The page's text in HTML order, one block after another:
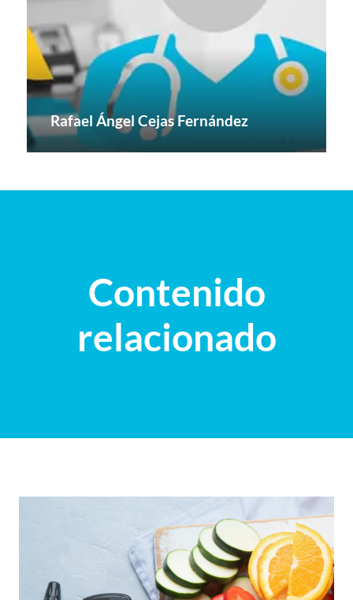
Rafael Ángel Cejas Fernández
Contenido
relacionado